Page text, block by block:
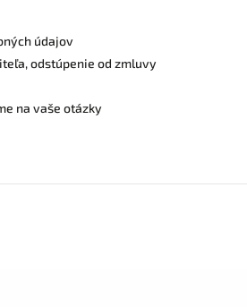
údajov
odstúpenie od zmluvy
na vaše otázky